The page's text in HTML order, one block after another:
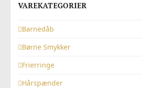
VAREKATEGORIER
Barnedåb
Børne Smykker
Frierringe
Hårspænder